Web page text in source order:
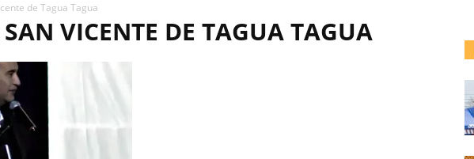
de Tagua Tagua
VICENTE DE TAGUA TAGUA